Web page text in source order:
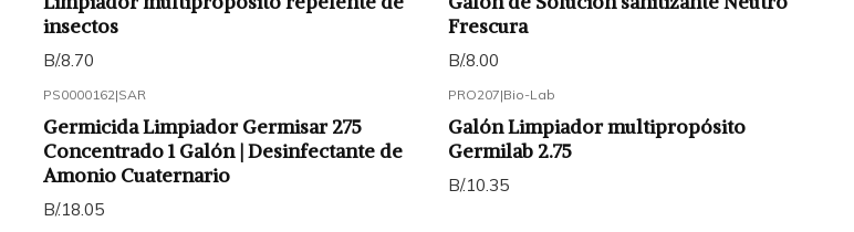
insectos
B/.8.70
Frescura
B/.8.00
PS0000162|SAR
Germicida Limpiador Germisar 275
Concentrado 1 Galón | Desinfectante de
Amonio Cuaternario
B/.18.05
PRO207|Bio-Lab
Galón Limpiador multipropósito
Germilab 2.75
B/.10.35